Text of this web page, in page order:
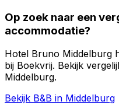
Op zoek naar een
accommodatie?
Hotel Bruno Middelburg
bij Boekvrij. Bekijk
Middelburg.
Bekijk B&B in Middelburg